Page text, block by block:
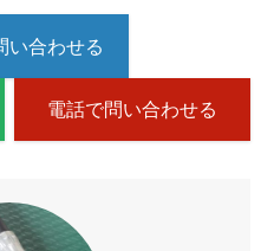
い合わせる
電話で問い合わせる